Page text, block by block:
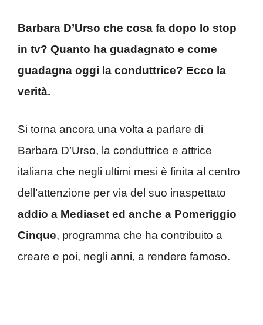
Barbara D’Urso che cosa fa dopo lo stop
in tv? Quanto ha guadagnato e come
guadagna oggi la conduttrice? Ecco la
verità.
Si torna ancora una volta a parlare di
Barbara D’Urso, la conduttrice e attrice
italiana che negli ultimi mesi è finita al centro
dell’attenzione per via del suo inaspettato
addio a Mediaset ed anche a Pomeriggio
Cinque, programma che ha contribuito a
creare e poi, negli anni, a rendere famoso.